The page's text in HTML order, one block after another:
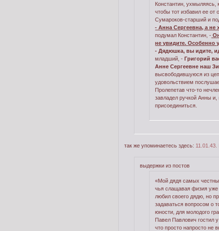
Константин, ухмыляясь,
чтобы тот избавил ее
Сумароков-старший и
- Анна Сергеевна, а не
подумал Константин, -
не увидите. Особенно
- Дядюшка, вы идите,
младший, - Григорий
Анне Сергеевне наш
высвободившуюся из
удовольствием
Пролепетав что-то
завладел ручкой Анны
присоединиться.
так же упоминаетесь здесь:
выдержки из постов
«Мой дядя самых
чья слащавая физия уже
любил своего дядю, но
задаваться вопросом о
юности, для молодого
Павел Павлович гостил
что просто напросто не